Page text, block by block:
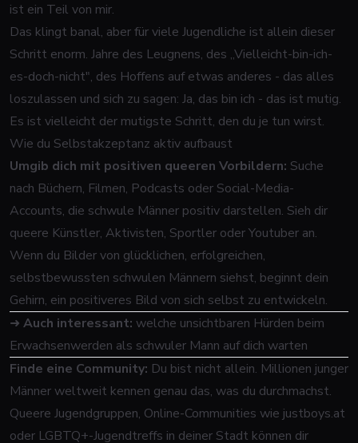
ist ein Teil von mir.
Das klingt banal, aber für viele Jugendliche ist allein dieser
Schritt enorm. Jahre des Leugnens, des „Vielleicht-bin-ich-
es-doch-nicht", des Hoffens auf etwas anderes - das alles
loszulassen und sich zu sagen: Ja, das bin ich - das ist mutig.
Es ist vielleicht der mutigste Schritt, den du je tun wirst.
Wie du Selbstakzeptanz aktiv aufbaust
Umgib dich mit positiven queeren Vorbildern: Suche
nach Büchern, Filmen, Podcasts oder Social-Media-
Accounts, die schwule Männer positiv darstellen. Sieh dir
queere Künstler, Aktivisten, Sportler oder Youtuber an.
Wenn du Bilder von glücklichen, erfolgreichen,
selbstbewussten schwulen Männern siehst, beginnt dein
Gehirn, ein positiveres Bild von sich selbst zu entwickeln.
➜ Auch interessant: welche unsichtbaren Hürden beim
Erwachsenwerden als schwuler Mann auf dich warten
Finde eine Community: Du bist nicht allein. Millionen junger
Männer weltweit kennen genau das, was du durchmachst.
Queere Jugendgruppen, Online-Communities wie justboys.at
oder LGBTQ+-Jugendtreffs in deiner Stadt können dir